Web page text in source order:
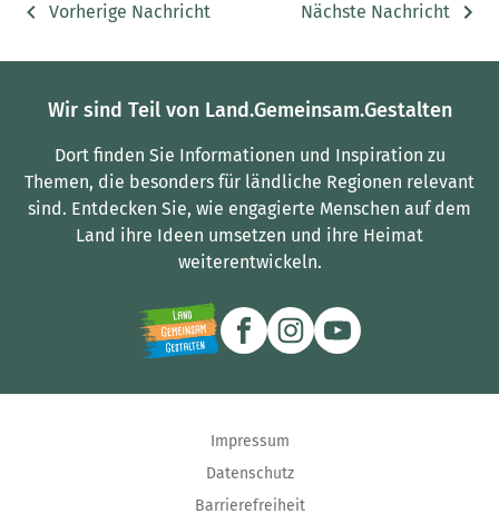
Vorherige Nachricht Nächste Nachricht
Wir sind Teil von Land.Gemeinsam.Gestalten
Dort finden Sie Informationen und Inspiration zu
Themen, die besonders für ländliche Regionen relevant
sind. Entdecken Sie, wie engagierte Menschen auf dem
Land ihre Ideen umsetzen und ihre Heimat
weiterentwickeln.
Impressum
Datenschutz
Barrierefreiheit